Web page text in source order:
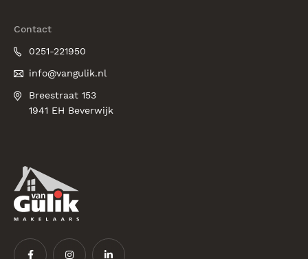
Contact
0251-221950
info@vangulik.nl
Breestraat 153
1941 EH Beverwijk